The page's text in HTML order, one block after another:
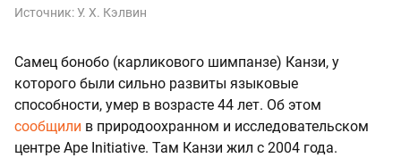
Источник:У. Х. Кэлвин
Самец бонобо (карликового шимпанзе) Канзи, у
которого были сильно развиты языковые
способности, умер в возрасте 44 лет. Об этом
сообщили в природоохранном и исследовательском
центре Ape Initiative. Там Канзи жил с 2004 года.